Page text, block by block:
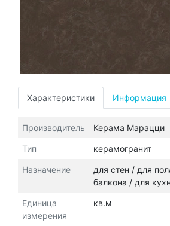
Характеристики Информация
Производитель Керама Марацци
Тип керамогранит
Назначение
для стен / для
балкона / для
Единица
измерения
кв.м